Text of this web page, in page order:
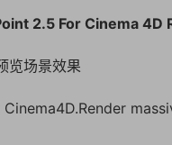
2.5 For Cinema 4D
览场景效果